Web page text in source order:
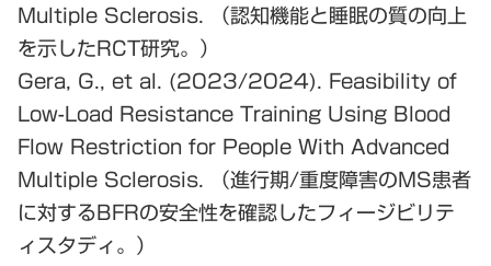
Multiple Sclerosis. （認知機能と睡眠の質の向上
を示したRCT研究。）
Gera, G., et al. (2023/2024). Feasibility of
Low-Load Resistance Training Using Blood
Flow Restriction for People With Advanced
Multiple Sclerosis. （進行期/重度障害のMS患者
に対するBFRの安全性を確認したフィージビリテ
ィスタディ。）